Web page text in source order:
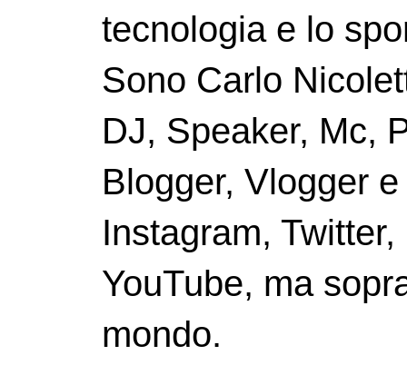
tecnologia e lo
Sono Carlo
DJ, Speaker, Mc,
Blogger, Vlogger
Instagram,
YouTube, ma
mondo.